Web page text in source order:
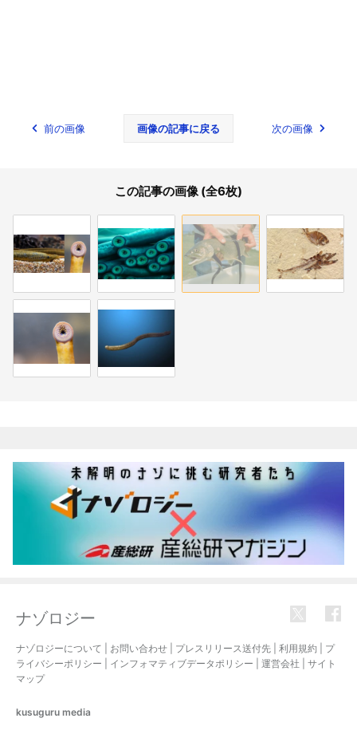
前の画像 画像の記事に戻る 次の画像
この記事の画像 (全6枚)
ナゾロジー
ナゾロジーについて お問い合わせ プレスリリース送付先 利用規約
プ
ライバシーポリシー
インフォマティブデータポリシー 運営会社
サイト
マップ
kusuguru media